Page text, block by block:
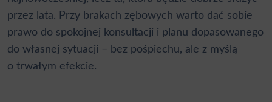
przez lata. Przy brakach zębowych warto dać sobie
prawo do spokojnej konsultacji i planu dopasowanego
do własnej sytuacji – bez pośpiechu, ale z myślą
o trwałym efekcie.